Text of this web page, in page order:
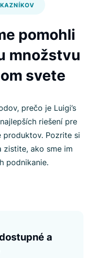
pomohli
množstvu
svete
prečo je Luigi’s
riešení pre
produktov. Pozrite si
zistite, ako sme im
podnikanie.
a